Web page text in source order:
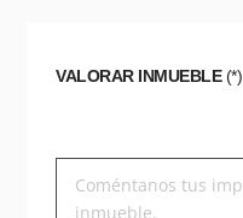
VALORAR INMUEBLE(*)